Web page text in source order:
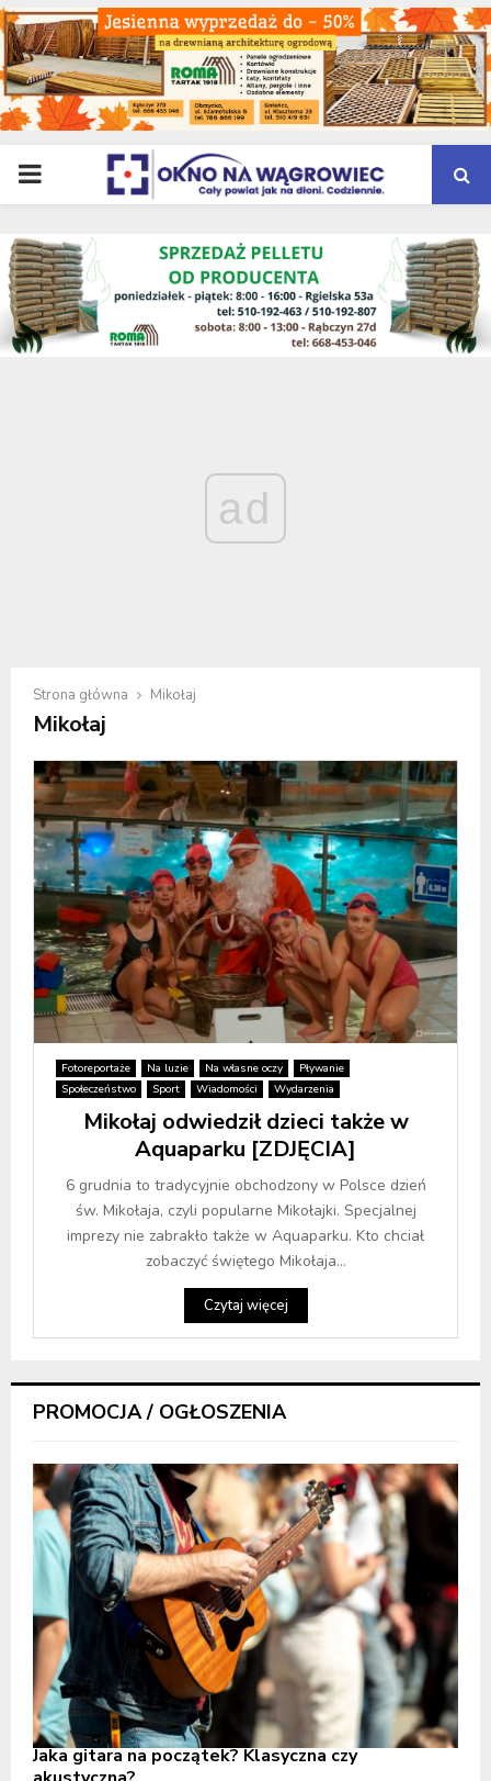
PRIMARY
MENU
ad
Strona główna Mikołaj
Mikołaj
Fotoreportaże Na luzie Na własne oczy
Pływanie
Społeczeństwo
Sport Wiadomości Wydarzenia
Mikołaj odwiedził dzieci także w
Aquaparku [ZDJĘCIA]
6 grudnia to tradycyjnie obchodzony w Polsce dzień
św. Mikołaja, czyli popularne Mikołajki. Specjalnej
imprezy nie zabrakło także w Aquaparku. Kto chciał
zobaczyć świętego Mikołaja...
Czytaj więcej
PROMOCJA / OGŁOSZENIA
Jaka gitara na początek? Klasyczna czy